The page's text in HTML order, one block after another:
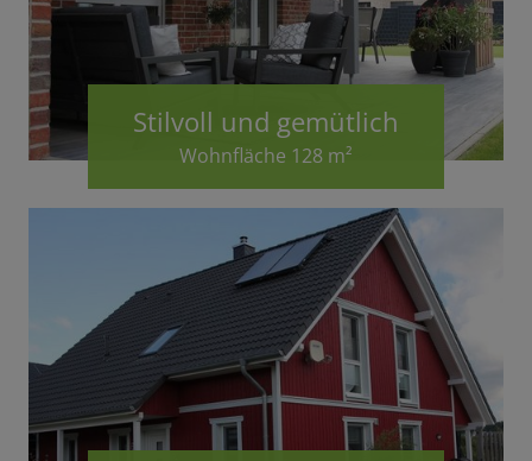
Stilvoll und gemütlich
Wohnfläche 128 m²